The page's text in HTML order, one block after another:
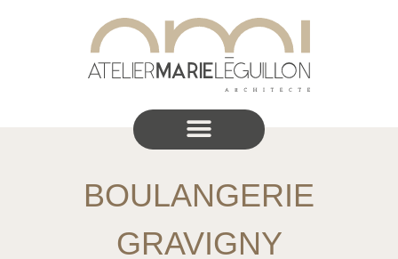
BOULANGERIE
GRAVIGNY